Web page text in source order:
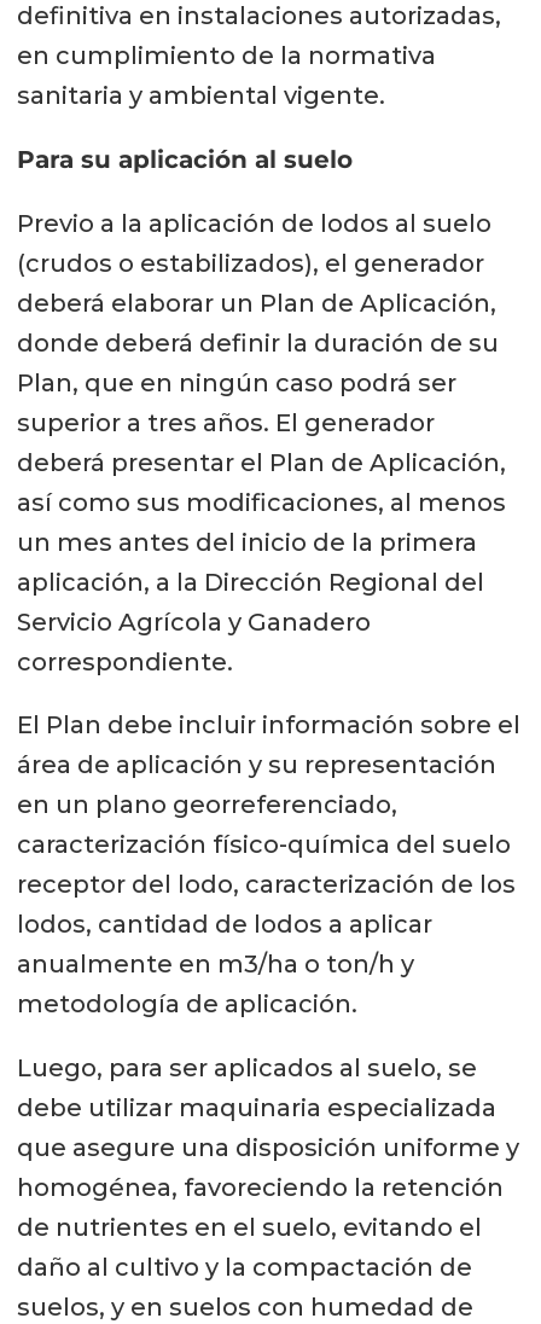
definitiva en instalaciones autorizadas,
en cumplimiento de la normativa
sanitaria y ambiental vigente.
Para su aplicación al suelo
Previo a la aplicación de lodos al suelo
(crudos o estabilizados), el generador
deberá elaborar un Plan de Aplicación,
donde deberá definir la duración de su
Plan, que en ningún caso podrá ser
superior a tres años. El generador
deberá presentar el Plan de Aplicación,
así como sus modificaciones, al menos
un mes antes del inicio de la primera
aplicación, a la Dirección Regional del
Servicio Agrícola y Ganadero
correspondiente.
El Plan debe incluir información sobre el
área de aplicación y su representación
en un plano georreferenciado,
caracterización físico-química del suelo
receptor del lodo, caracterización de los
lodos, cantidad de lodos a aplicar
anualmente en m3/ha o ton/h y
metodología de aplicación.
Luego, para ser aplicados al suelo, se
debe utilizar maquinaria especializada
que asegure una disposición uniforme y
homogénea, favoreciendo la retención
de nutrientes en el suelo, evitando el
daño al cultivo y la compactación de
suelos, y en suelos con humedad de